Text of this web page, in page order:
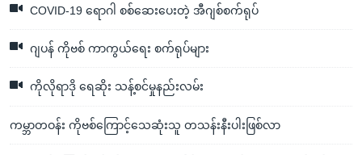
COVID-19 ရောဂါ စစ်ဆေးပေးတဲ့ အီဂျစ်စက်ရုပ်
ဂျပန် ကိုဗစ် ကာကွယ်ရေး စက်ရုပ်များ
ကိုလိုရာဒို ရေဆိုး သန့်စင်မှုနည်းလမ်း
ကမ္ဘာတဝန်း ကိုဗစ်ကြောင့်သေဆုံးသူ တသန်းနီးပါးဖြစ်လာ